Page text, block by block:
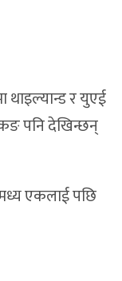
र युएई
पनि देखिन्छन्
एकलाई पछि